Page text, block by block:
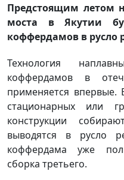
Предстоящим летом
моста в Якутии
коффердамов в русло
Технология
коффердамов в
применяется впервые.
стационарных или
конструкции
выводятся в русло
коффердама уже
сборка третьего.